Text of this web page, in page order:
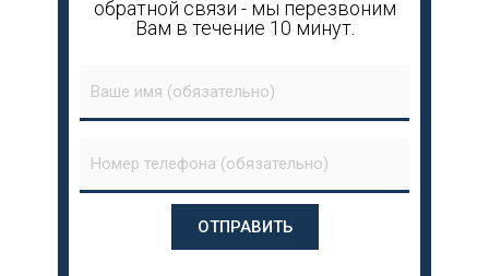
обратной связи - мы перезвоним
Вам в течение 10 минут.